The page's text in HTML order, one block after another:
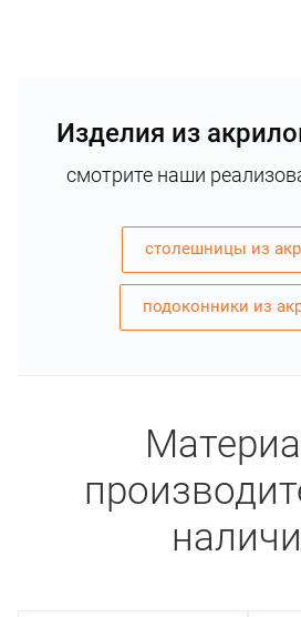
Изделия из
смотрите наши
столешницы из
подоконники из